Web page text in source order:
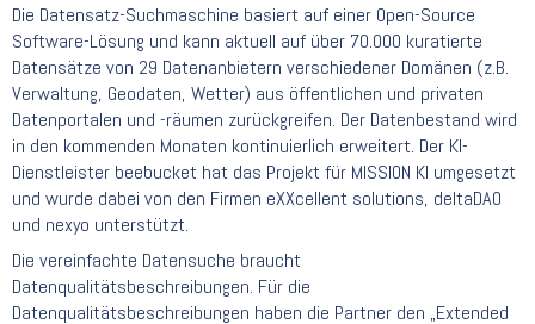
Die Datensatz-Suchmaschine basiert auf einer Open-Source
Software-Lösung und kann aktuell auf über 70.000 kuratierte
Datensätze von 29 Datenanbietern verschiedener Domänen (z.B.
Verwaltung, Geodaten, Wetter) aus öffentlichen und privaten
Datenportalen und -räumen zurückgreifen. Der Datenbestand wird
in den kommenden Monaten kontinuierlich erweitert. Der KI-
Dienstleister beebucket hat das Projekt für MISSION KI umgesetzt
und wurde dabei von den Firmen eXXcellent solutions, deltaDAO
und nexyo unterstützt.
Die vereinfachte Datensuche braucht
Datenqualitätsbeschreibungen. Für die
Datenqualitätsbeschreibungen haben die Partner den „Extended